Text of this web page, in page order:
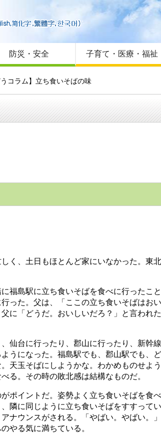
はじめての方へ
Foreign language
サイトマップ
防災・安全 子育て・医療・福祉
コラム】立ち食いそばの味
く、土日もほとんど家にいなかった。東
福島駅に立ち食いそばを食べに行ったこ
った。父は、「ここの立ち食いそばは
に「どうだ。おいしいだろ？」と言わ
台に行ったり、郡山に行ったり、新幹
うになった。福島駅でも、郡山駅でも
天玉そばにしようかな。わかめものせ
る。その時の敗北感は結構なものだ。
ポイントだ。姿勢よく立ち食いそばを食
隣に同じように立ち食いそばをすすっ
ナウンスがされる。「やばい。やばい
やる気に満ちている。